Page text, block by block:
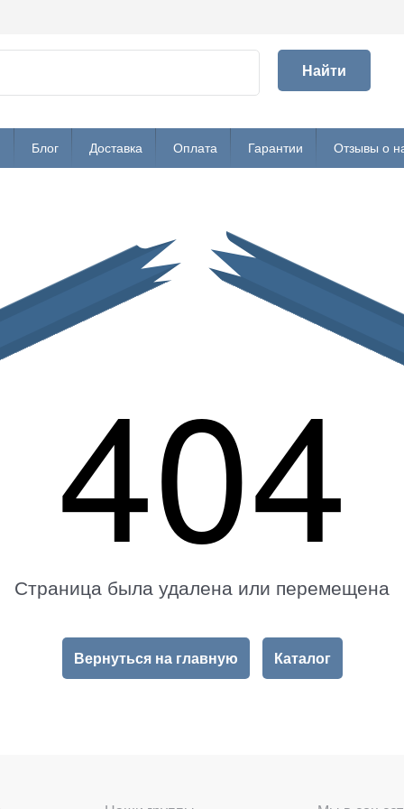
Найти
Блог Доставка Оплата Гарантии Отзывы о
404
Страница была удалена или перемещена
Вернуться на главную Каталог